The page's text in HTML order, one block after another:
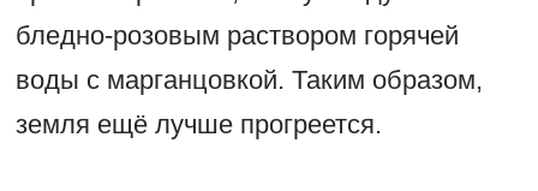
бледно-розовым раствором горячей
воды с марганцовкой. Таким образом,
земля ещё лучше прогреется.